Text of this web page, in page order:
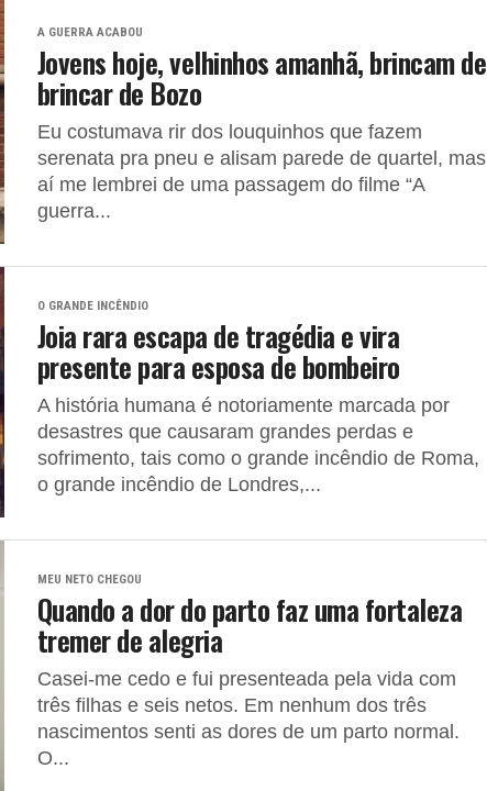
A GUERRA ACABOU
Jovens hoje, velhinhos amanhã, brincam de
brincar de Bozo
Eu costumava rir dos louquinhos que fazem
serenata pra pneu e alisam parede de quartel, mas
aí me lembrei de uma passagem do filme “A
guerra...
O GRANDE INCÊNDIO
Joia rara escapa de tragédia e vira
presente para esposa de bombeiro
A história humana é notoriamente marcada por
desastres que causaram grandes perdas e
sofrimento, tais como o grande incêndio de Roma,
o grande incêndio de Londres,...
MEU NETO CHEGOU
Quando a dor do parto faz uma fortaleza
tremer de alegria
Casei-me cedo e fui presenteada pela vida com
três filhas e seis netos. Em nenhum dos três
nascimentos senti as dores de um parto normal.
O...